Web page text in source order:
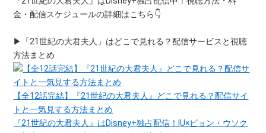
金・配信スケジュールの詳細はこちら👇
▶「21世紀の大君夫人」はどこで見れる？配信サービスと視聴
方法まとめ
【全12話完結】『21世紀の大君夫人』どこで見れる？配信サイ
トと一気見する方法まとめ
『21世紀の大君夫人』はDisney+独占配信！IU×ビョン・ウソク